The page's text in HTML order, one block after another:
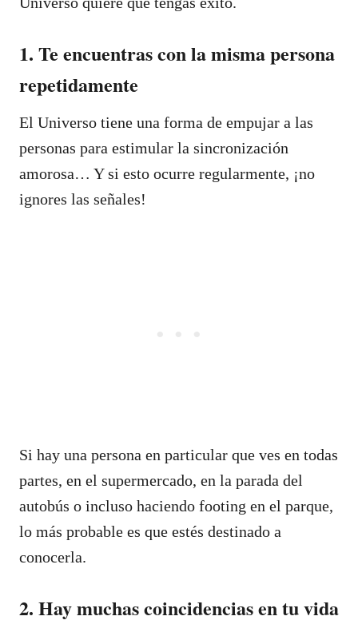
1. Te encuentras con la misma persona
repetidamente
El Universo tiene una forma de empujar a las
personas para estimular la sincronización
amorosa… Y si esto ocurre regularmente, ¡no
ignores las señales!
Si hay una persona en particular que ves en todas
partes, en el supermercado, en la parada del
autobús o incluso haciendo footing en el parque,
lo más probable es que estés destinado a
conocerla.
2. Hay muchas coincidencias en tu vida